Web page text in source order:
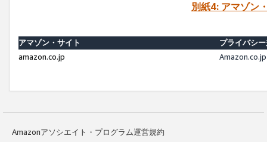
別紙4: アマゾン
アマゾン・サイト
プライバシ
amazon.co.jp
Amazonアソシエイト・プログラム運営規約